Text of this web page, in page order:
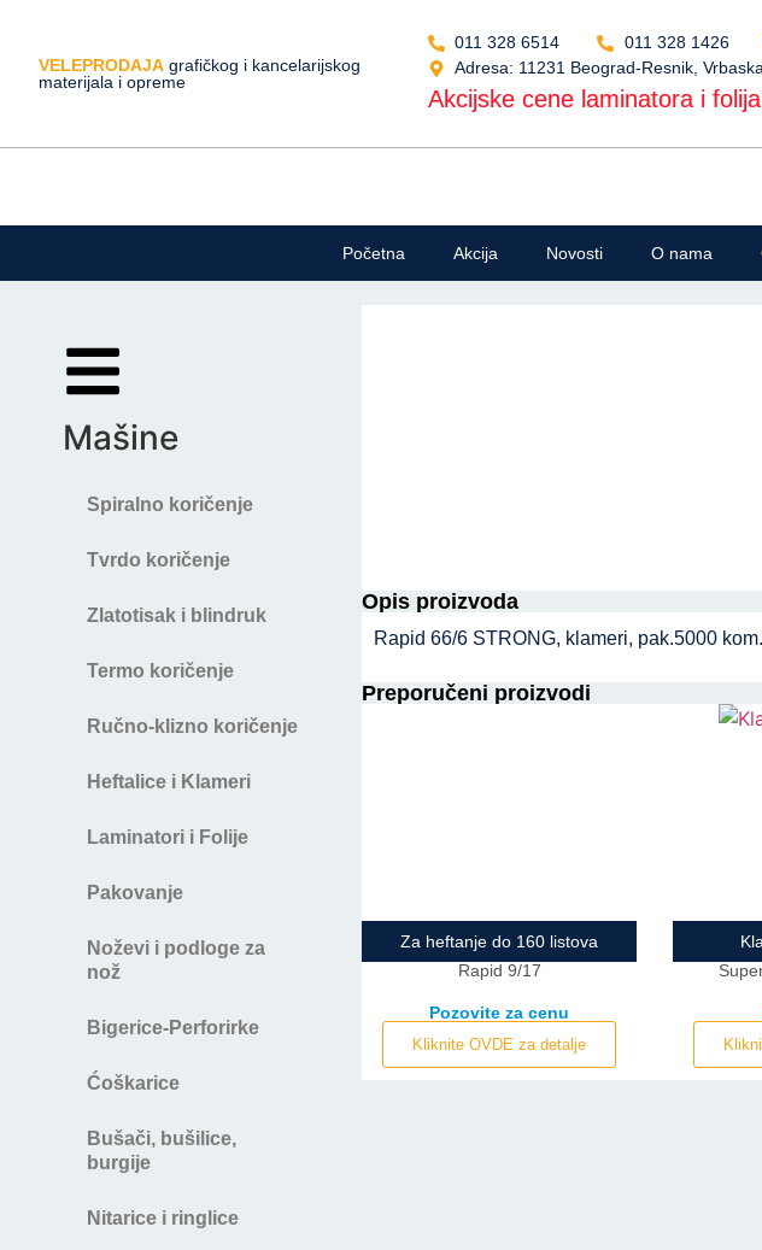
VELEPRODAJA grafičkog i kancelarijskog
materijala i opreme
011 328 6514 011 328 1426
Adresa: 11231 Beograd-Resnik,
Akcijske cene laminatora i
Početna Akcija Novosti O nama
Mašine
Spiralno koričenje
Tvrdo koričenje
Zlatotisak i blindruk
Termo koričenje
Ručno-klizno koričenje
Heftalice i Klameri
Laminatori i Folije
Pakovanje
Noževi i podloge za
nož
Bigerice-Perforirke
Ćoškarice
Bušači, bušilice,
burgije
Nitarice i ringlice
Opis proizvoda
Rapid 66/6 STRONG, klameri, pak.5000
Preporučeni proizvodi
Za heftanje do 160 listova
Rapid 9/17
Pozovite za cenu
Kliknite OVDE za detalje